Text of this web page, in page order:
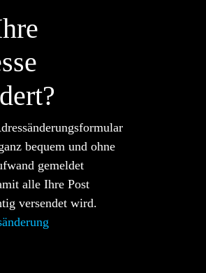
bequem und ohne
gemeldet
alle Ihre Post
versendet wird.